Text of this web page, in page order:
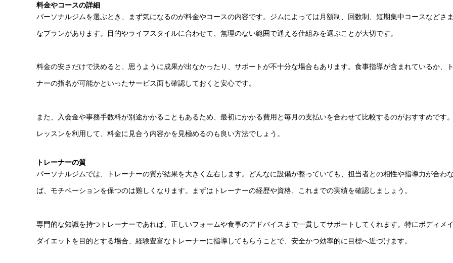
料金やコースの詳細
パーソナルジムを選ぶとき、まず気になるのが料金やコースの内容です。ジムによっては月額制、回数制、短期集中コースなどさ
なプランがあります。目的やライフスタイルに合わせて、無理のない範囲で通える仕組みを選ぶことが大切です。
料金の安さだけで決めると、思うように成果が出なかったり、サポートが不十分な場合もあります。食事指導が含まれているか、
ナーの指名が可能かといったサービス面も確認しておくと安心です。
また、入会金や事務手数料が別途かかることもあるため、最初にかかる費用と毎月の支払いを合わせて比較するのがおすすめです
レッスンを利用して、料金に見合う内容かを見極めるのも良い方法でしょう。
トレーナーの質
パーソナルジムでは、トレーナーの質が結果を大きく左右します。どんなに設備が整っていても、担当者との相性や指導力が合わ
ば、モチベーションを保つのは難しくなります。まずはトレーナーの経歴や資格、これまでの実績を確認しましょう。
専門的な知識を持つトレーナーであれば、正しいフォームや食事のアドバイスまで一貫してサポートしてくれます。特にボディメ
ダイエットを目的とする場合、経験豊富なトレーナーに指導してもらうことで、安全かつ効率的に目標へ近づけます。